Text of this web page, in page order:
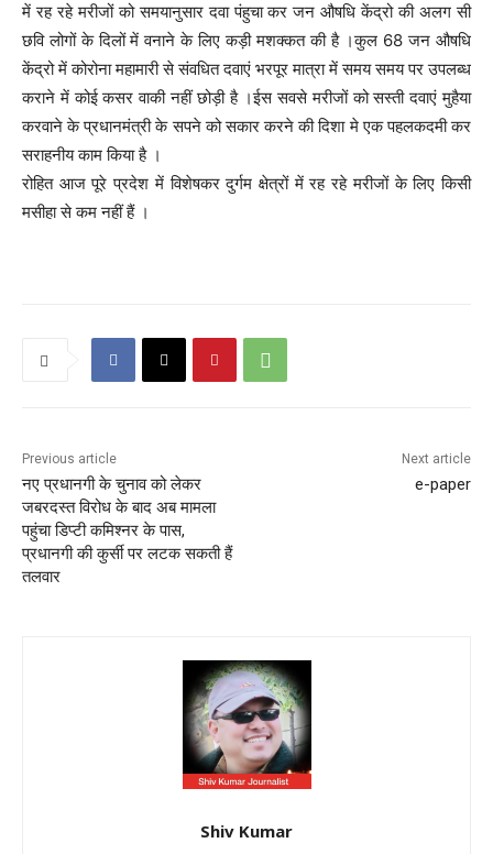
में रह रहे मरीजों को समयानुसार दवा पंहुचा कर जन औषधि केंद्रो की अलग सी
छवि लोगों के दिलों में वनाने के लिए कड़ी मशक्कत की है ।कुल 68 जन औषधि
केंद्रो में कोरोना महामारी से संवधित दवाएं भरपूर मात्रा में समय समय पर उपलब्ध
कराने में कोई कसर वाकी नहीं छोड़ी है ।ईस सवसे मरीजों को सस्ती दवाएं मुहैया
करवाने के प्रधानमंत्री के सपने को सकार करने की दिशा मे एक पहलकदमी कर
सराहनीय काम किया है ।
रोहित आज पूरे प्रदेश में विशेषकर दुर्गम क्षेत्रों में रह रहे मरीजों के लिए किसी
मसीहा से कम नहीं हैं ।
Previous article
नए प्रधानगी के चुनाव को लेकर
जबरदस्त विरोध के बाद अब मामला
पहुंचा डिप्टी कमिश्नर के पास,
प्रधानगी की कुर्सी पर लटक सकती हैं
तलवार
Next article
e-paper
Shiv Kumar